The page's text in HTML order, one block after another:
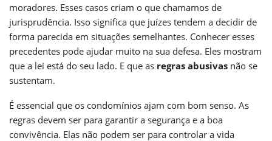
moradores. Esses casos criam o que chamamos de
jurisprudência. Isso significa que juízes tendem a decidir de
forma parecida em situações semelhantes. Conhecer esses
precedentes pode ajudar muito na sua defesa. Eles mostram
que a lei está do seu lado. E que as regras abusivas não se
sustentam.
É essencial que os condomínios ajam com bom senso. As
regras devem ser para garantir a segurança e a boa
convivência. Elas não podem ser para controlar a vida